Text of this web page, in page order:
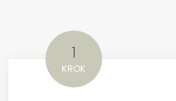
1
KROK